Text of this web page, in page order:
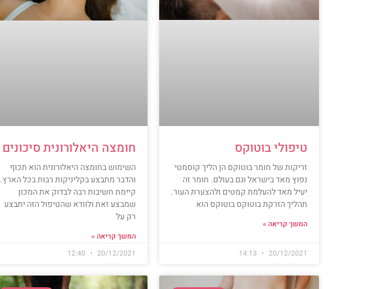
טיפולי בוטוקס
זריקות של חומר בוטוקס הן הליך קוסמטי
נפוץ מאד בישראל וגם בעולם. חומר זה
יעיל מאד להעלמת קמטים ולהצערת העור.
תהליך הזרקת בוטוקס בוטוקס הוא
המשך קריאה »
20/12/2021
חומצה היאלורונית סיכונים
השימוש בחומצה היאלורונית הוא תכוף
והדבר מתבצע בקליניקות רבות בכל הארץ.
קיימת חשיבות רבה לבדוק את המכון
שמבצע זאת ולוודא שהטיפול הזה יתבצע
רק על
המשך קריאה »
20/12/2021